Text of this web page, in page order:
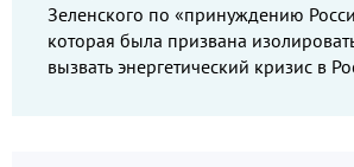
Зеленского по «принуждению
которая была призвана
вызвать энергетический кризис в